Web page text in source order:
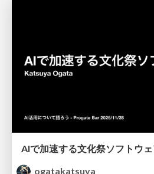
ogatakatsuya